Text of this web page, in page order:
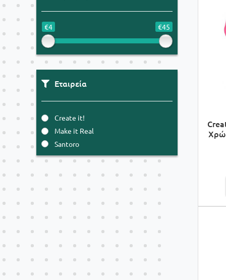
€4 €45
Εταιρεία
Create it!
Make it Real
Santoro